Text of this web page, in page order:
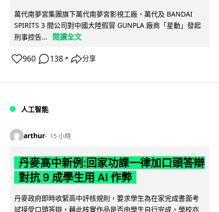
萬代南夢宮集團旗下萬代南夢宮影視工廠、萬代及 BANDAI
SPIRITS 3 間公司對中國大陸假冒 GUNPLA 廠商「星動」發起
刑事控告...
閱讀全文
960 138 ↗ 分享
人工智能
arthur 15 小時
丹麥高中新例:回家功課一律加口頭答辯
對抗 9 成學生用 AI 作弊
丹麥政府即時收緊高中評核規則，要求學生為在家完成書面考
試接受口頭答辯，藉此核實作品是否由學生自行完成。學校亦